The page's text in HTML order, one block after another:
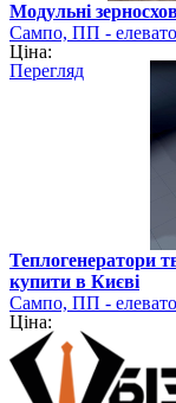
Модульні
Сампо, ПП -
Ціна:
Перегляд
Теплогенератори
купити в Києві
Сампо, ПП -
Ціна: